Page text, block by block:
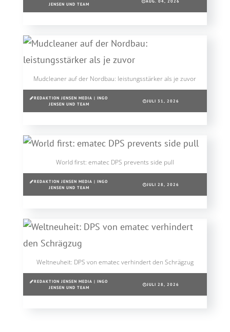
JENSEN UND TEAM
Mudcleaner auf der Nordbau: leistungsstärker als je zuvor
REDAKTION JENSEN MEDIA | INGO
JENSEN UND TEAM
JULI 31, 2026
World first: ematec DPS prevents side pull
REDAKTION JENSEN MEDIA | INGO
JENSEN UND TEAM
JULI 28, 2026
Weltneuheit: DPS von ematec verhindert den Schrägzug
REDAKTION JENSEN MEDIA | INGO
JENSEN UND TEAM
JULI 28, 2026